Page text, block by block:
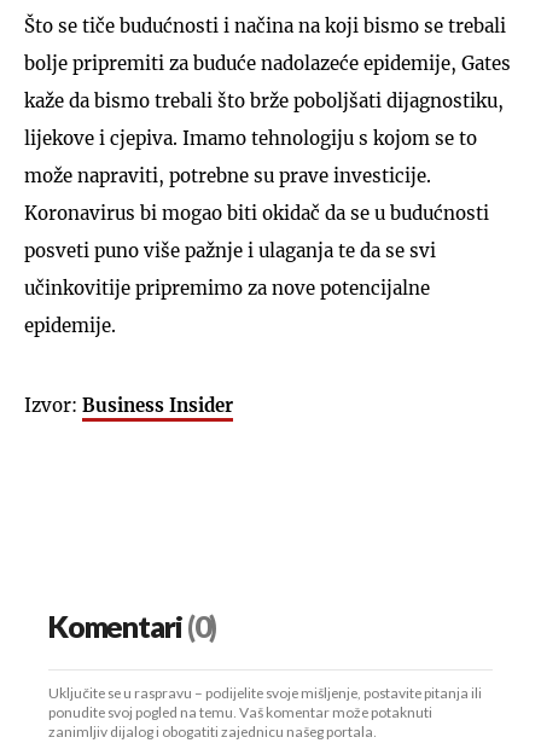
Što se tiče budućnosti i načina na koji bismo se trebali
bolje pripremiti za buduće nadolazeće epidemije, Gates
kaže da bismo trebali što brže poboljšati dijagnostiku,
lijekove i cjepiva. Imamo tehnologiju s kojom se to
može napraviti, potrebne su prave investicije.
Koronavirus bi mogao biti okidač da se u budućnosti
posveti puno više pažnje i ulaganja te da se svi
učinkovitije pripremimo za nove potencijalne
epidemije.
Izvor: Business Insider
Komentari(0)
Uključite se u raspravu – podijelite svoje mišljenje, postavite pitanja ili
ponudite svoj pogled na temu. Vaš komentar može potaknuti
zanimljiv dijalog i obogatiti zajednicu našeg portala.